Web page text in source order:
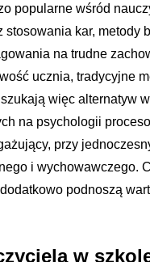
popularne wśród
kar, metody
na trudne
ucznia, tradycyjne
więc alternatyw
na psychologii
przy
i wychowawczego.
podnoszą
w